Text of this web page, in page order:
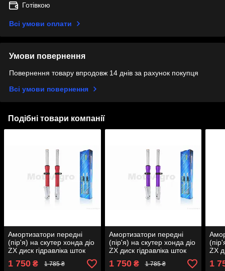
Готівкою
Всі умови оплати
Умови повернення
Повернення товару впродовж 14 днів за рахунок покупця
Всі умови повернення
Подібні товари компанії
Амортизатори передні
(пір'я) на скутер хонда діо
ZX диск гідравліка шток
d27 "LIPAI" (червоні) AT-
5160
1 750 ₴ 1 785 ₴
Амортизатори передні
(пір'я) на скутер хонда діо
ZX диск гідравліка шток
d27 "LIPAI" (пурпурові) AT-
3656
1 750₴ 1 785 ₴
ZX
d27
1